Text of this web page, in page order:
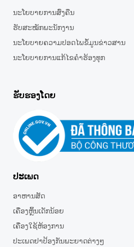
ນະໂຍບາຍການສົ່ງຄືນ
ຮັບສະໝັກພະນັກງານ
ນະໂຍບາຍຄວາມປອດໄພຂໍ້ມູນຂ່າວສານ
ນະໂຍບາຍການແກ້ໄຂຄໍາຮ້ອງທຸກ
ຮັບຮອງໂດຍ
ປະເພດ
ອາຫານສັດ
ເຄື່ອງຫຼິ້ນເດັກນ້ອຍ
ເຄື່ອງໃຊ້ຫ້ອງການ
ປະເພດຢາປ້ອງກັນພະຍາດຕ່າງໆ